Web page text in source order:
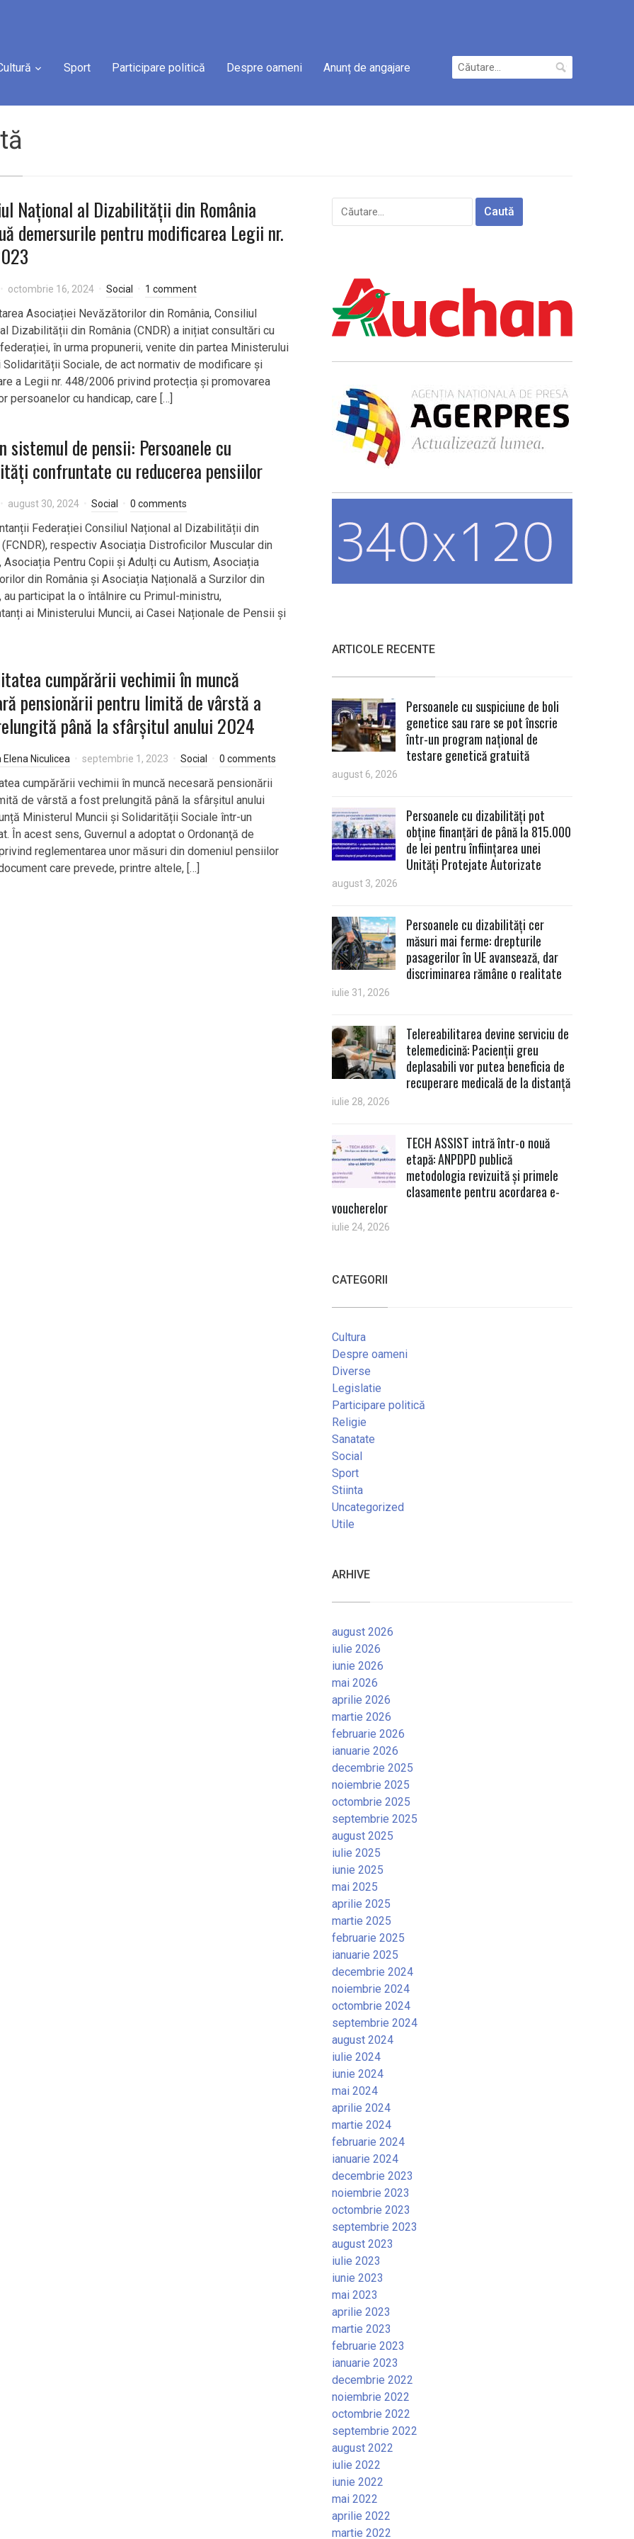
Sport Participare politică Despre oameni Anunț de angajare
Caută
după:
Național al Dizabilității din România
demersurile pentru modificarea Legii nr.
octombrie 16, 2024 Social 1 comment
Asociației Nevăzătorilor din România, Consiliul
Dizabilității din România (CNDR) a inițiat consultări cu
în urma propunerii, venite din partea Ministerului
Solidarității Sociale, de act normativ de modificare și
a Legii nr. 448/2006 privind protecția și promovarea
persoanelor cu handicap, care […]
sistemul de pensii: Persoanele cu
confruntate cu reducerea pensiilor
august 30, 2024 Social 0 comments
Federației Consiliul Național al Dizabilității din
(FCNDR), respectiv Asociația Distroficilor Muscular din
Asociația Pentru Copii și Adulți cu Autism, Asociația
din România și Asociația Națională a Surzilor din
au participat la o întâlnire cu Primul-ministru,
ai Ministerului Muncii, ai Casei Naționale de Pensii și
cumpărării vechimii în muncă
pensionării pentru limită de vârstă a
până la sfârșitul anului 2024
Elena Niculicea septembrie 1, 2023 Social 0 comments
cumpărării vechimii în muncă necesară pensionării
de vârstă a fost prelungită până la sfârșitul anului
Ministerul Muncii și Solidarității Sociale într-un
În acest sens, Guvernul a adoptat o Ordonanţă de
reglementarea unor măsuri din domeniul pensiilor
care prevede, printre altele, […]
Caută
după:
ARTICOLE RECENTE
Persoanele cu suspiciune de boli
genetice sau rare se pot înscrie
într-un program național de
testare genetică gratuită
august 6, 2026
Persoanele cu dizabilități pot
obține finanțări de până la 815.000
de lei pentru înființarea unei
Unități Protejate Autorizate
august 3, 2026
Persoanele cu dizabilități cer
măsuri mai ferme: drepturile
pasagerilor în UE avansează, dar
discriminarea rămâne o realitate
iulie 31, 2026
Telereabilitarea devine serviciu de
telemedicină: Pacienții greu
deplasabili vor putea beneficia de
recuperare medicală de la distanță
iulie 28, 2026
TECH ASSIST intră într-o nouă
etapă: ANPDPD publică
metodologia revizuită și primele
clasamente pentru acordarea e-
voucherelor
iulie 24, 2026
CATEGORII
Cultura
Despre oameni
Diverse
Legislatie
Participare politică
Religie
Sanatate
Social
Sport
Stiinta
Uncategorized
Utile
ARHIVE
august 2026
iulie 2026
iunie 2026
mai 2026
aprilie 2026
martie 2026
februarie 2026
ianuarie 2026
decembrie 2025
noiembrie 2025
octombrie 2025
septembrie 2025
august 2025
iulie 2025
iunie 2025
mai 2025
aprilie 2025
martie 2025
februarie 2025
ianuarie 2025
decembrie 2024
noiembrie 2024
octombrie 2024
septembrie 2024
august 2024
iulie 2024
iunie 2024
mai 2024
aprilie 2024
martie 2024
februarie 2024
ianuarie 2024
decembrie 2023
noiembrie 2023
octombrie 2023
septembrie 2023
august 2023
iulie 2023
iunie 2023
mai 2023
aprilie 2023
martie 2023
februarie 2023
ianuarie 2023
decembrie 2022
noiembrie 2022
octombrie 2022
septembrie 2022
august 2022
iulie 2022
iunie 2022
mai 2022
aprilie 2022
martie 2022